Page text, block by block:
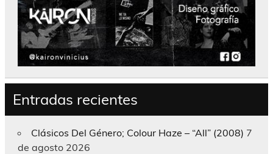
Entradas recientes
Clásicos Del Género; Colour Haze – “All” (2008) 7
de agosto 2026